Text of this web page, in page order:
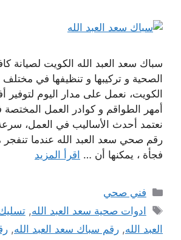
سباك سعد العبد الله الكويت لصيانة
الصحية و تركيبها و تنظيفها في
الكويت، نعمل على مدار اليوم لتوفير
أمهر الطواقم و كوادر العمل
نعتمد أحدث الأساليب في العمل،
رقم صحي سعد العبد الله عندما تنفجر
فجأة ، يمكنها أن … اقرأ المزيد
التصنيفات
فني صحي
الوسوم
ادوات صحية سعد العبد الله,
العبد الله, رقم سباك سعد العبد الله,